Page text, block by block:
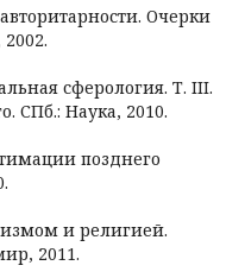
Очерки
сферология. Т. III.
СПб.: Наука, 2010.
позднего
и религией.
2011.